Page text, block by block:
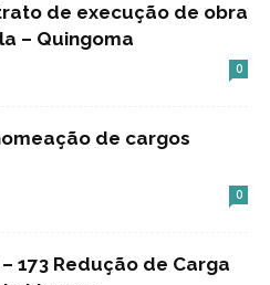
de execução de obra
– Quingoma
0
de cargos
0
173 Redução de Carga